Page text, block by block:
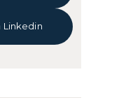
Linkedin